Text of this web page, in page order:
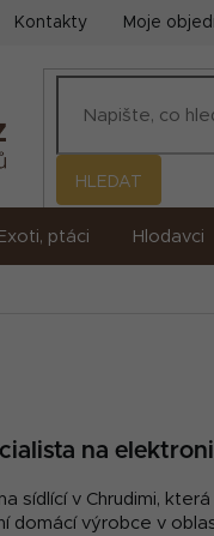
Kontakty Moje
HLEDAT
Exoti, ptáci Hlodavci
na
sídlící v Chrudimi,
domácí výrobce v